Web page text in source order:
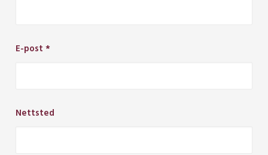
E-post *
Nettsted